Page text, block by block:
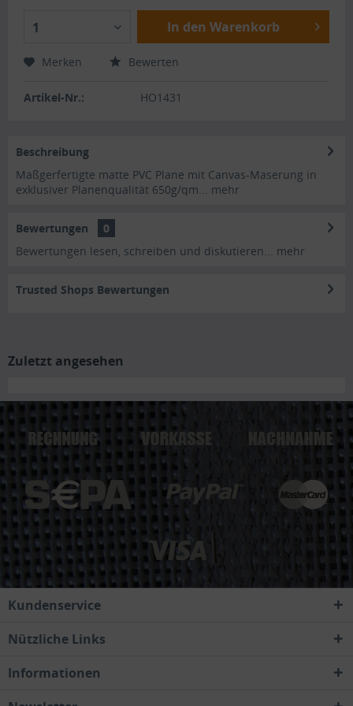
1 In den Warenkorb
Merken Bewerten
Artikel-Nr.: HO1431
Beschreibung
Maßgerfertigte matte PVC Plane mit Canvas-Maserung in
exklusiver Planenqualität 650g/qm...
mehr
Bewertungen
0
Bewertungen lesen, schreiben und diskutieren...
mehr
Trusted Shops Bewertungen
Zuletzt angesehen
Kundenservice
Nützliche Links
Informationen